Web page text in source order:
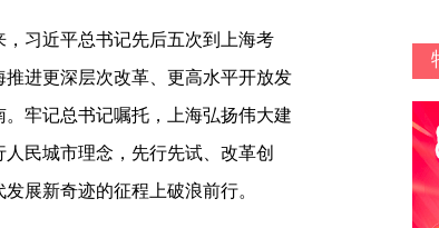
，习近平总书记先后五次到上海考
进更深层次改革、更高水平开放发
牢记总书记嘱托，上海弘扬伟大建
民城市理念，先行先试、改革创
展新奇迹的征程上破浪前行。